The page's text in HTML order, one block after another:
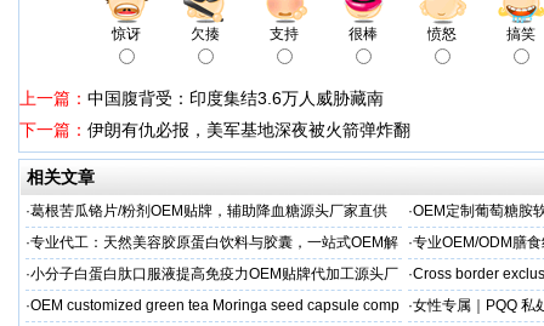
惊讶 欠揍 支持 很棒 愤怒 搞笑
上一篇： 中国腹背受：印度集结3.6万人威胁藏南
下一篇： 伊朗有仇必报，美军基地深夜被火箭弹炸翻
相关文章
·葛根苦瓜铬片/粉剂OEM贴牌，辅助降血糖源头厂家直供 ·OEM定制葡萄糖胺
·专业代工：天然美容胶原蛋白饮料与胶囊，一站式OEM解
决方案，助力外贸客户全球市场
·专业OEM/ODM膳
保障
·小分子白蛋白肽口服液提高免疫力OEM贴牌代加工源头厂
家直供
·Cross border
·OEM customized green tea Moringa seed capsule comp ·女性专属｜PQQ 私